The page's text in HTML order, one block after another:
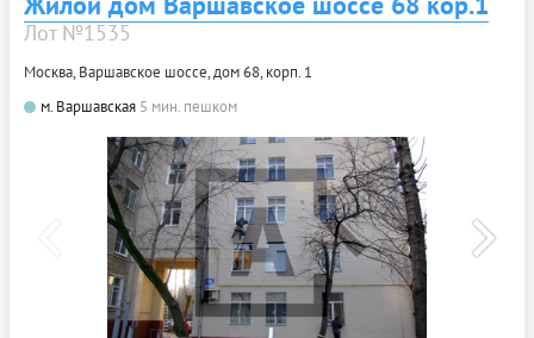
Лот №1535
Москва, Варшавское шоссе, дом 68, корп. 1
м. Варшавская 5 мин. пешком